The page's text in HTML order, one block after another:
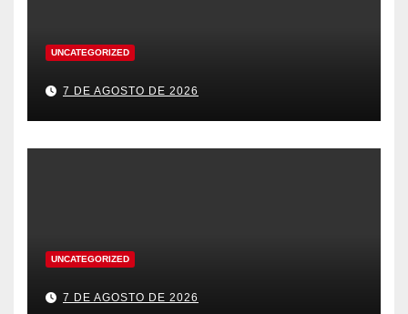
UNCATEGORIZED
7 DE AGOSTO DE 2026
UNCATEGORIZED
7 DE AGOSTO DE 2026